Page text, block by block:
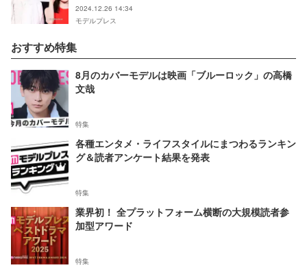
2024.12.26 14:34
モデルプレス
おすすめ特集
8月のカバーモデルは映画「ブルーロック」の高橋
文哉
特集
各種エンタメ・ライフスタイルにまつわるランキン
グ＆読者アンケート結果を発表
特集
業界初！ 全プラットフォーム横断の大規模読者参
加型アワード
特集